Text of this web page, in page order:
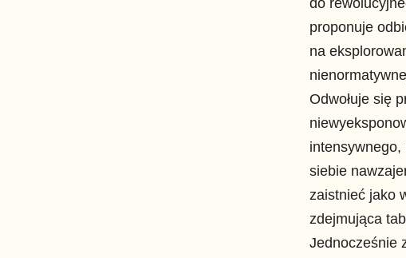
do
proponuje
na
Odwołuje się
siebie
zaistnieć jako
zdejmująca
Jednocześnie